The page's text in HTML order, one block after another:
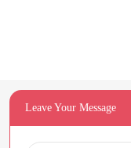
Leave Your Message